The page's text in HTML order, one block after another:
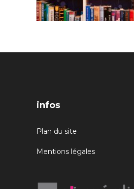
infos
Plan du site
Mentions légales